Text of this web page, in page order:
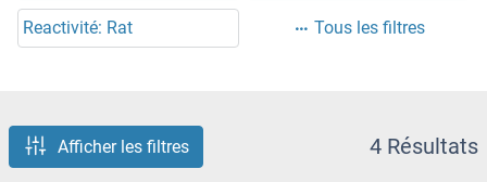
Reactivité: Rat Tous les filtres
Afficher les filtres 4 Résultats